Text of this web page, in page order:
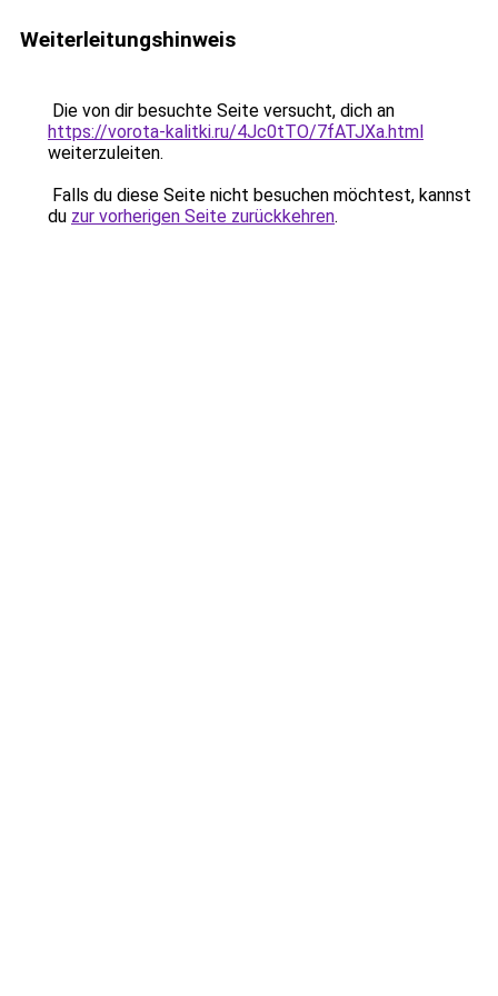
Weiterleitungshinweis
Die von dir besuchte Seite versucht, dich an
https://vorota-kalitki.ru/4Jc0tTO/7fATJXa.html
weiterzuleiten.
Falls du diese Seite nicht besuchen möchtest, kannst
du zur vorherigen Seite zurückkehren.